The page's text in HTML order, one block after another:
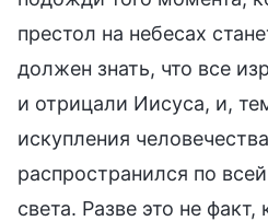
престол на небесах
должен знать, что все
и отрицали Иисуса, и,
искупления
распространился по
света. Разве это не